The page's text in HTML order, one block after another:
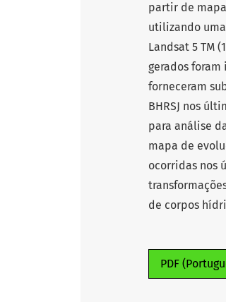
partir de
utilizando
Landsat 5 TM
gerados foram
forneceram
BHRSJ nos
para análise
mapa de
ocorridas nos
de corpos
PDF